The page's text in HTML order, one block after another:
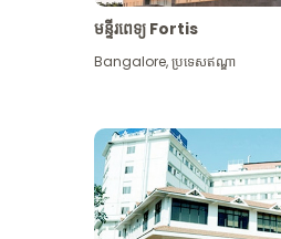
មន្ទីរពេទ្យ Fortis
Bangalore,ប្រទេសឥណ្ឌា